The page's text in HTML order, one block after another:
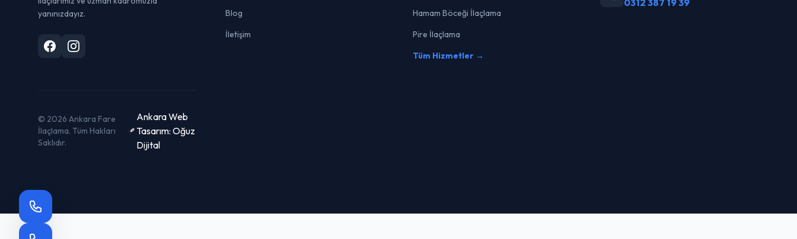
yanınızdayız.
Blog
İletişim
Hamam Böceği İlaçlama
Pire İlaçlama
Tüm Hizmetler →
0312 387 19 39
© 2026 Ankara Fare
İlaçlama. Tüm Hakları
Saklıdır.
Ankara Web
Tasarım: Oğuz
Dijital